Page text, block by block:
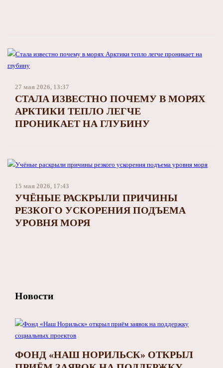
27 мая 2026, 13:37
СТАЛА ИЗВЕСТНО ПОЧЕМУ В МОРЯХ
АРКТИКИ ТЕПЛО ЛЕГЧЕ
ПРОНИКАЕТ НА ГЛУБИНУ
15 мая 2026, 17:43
УЧЁНЫЕ РАСКРЫЛИ ПРИЧИНЫ
РЕЗКОГО УСКОРЕНИЯ ПОДЪЕМА
УРОВНЯ МОРЯ
Новости
ФОНД «НАШ НОРИЛЬСК» ОТКРЫЛ